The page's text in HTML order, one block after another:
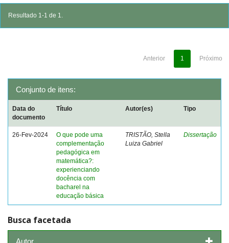
Resultado 1-1 de 1.
Anterior 1 Próximo
Conjunto de itens:
Data do
documento
Título Autor(es) Tipo
26-Fev-2024
O que pode uma
complementação
pedagógica em
matemática?:
experienciando
docência com
bacharel na
educação básica
TRISTÃO, Stella
Luiza Gabriel
Dissertação
Busca facetada
Autor